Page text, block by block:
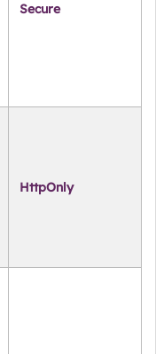
Secure
HttpOnly